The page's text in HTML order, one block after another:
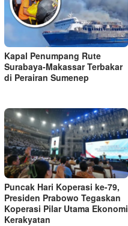
Kapal Penumpang Rute
Surabaya-Makassar Terbakar
di Perairan Sumenep
Puncak Hari Koperasi ke-79,
Presiden Prabowo Tegaskan
Koperasi Pilar Utama Ekonomi
Kerakyatan